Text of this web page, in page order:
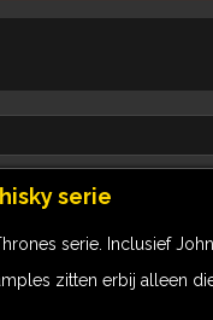
serie
serie. Inclusief
zitten erbij alleen